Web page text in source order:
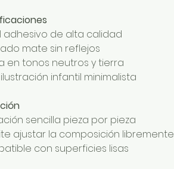
adhesivo de alta calidad
mate sin reflejos
en tonos neutros y tierra
ilustración infantil minimalista
sencilla pieza por pieza
ajustar la composición libremente
con superficies lisas